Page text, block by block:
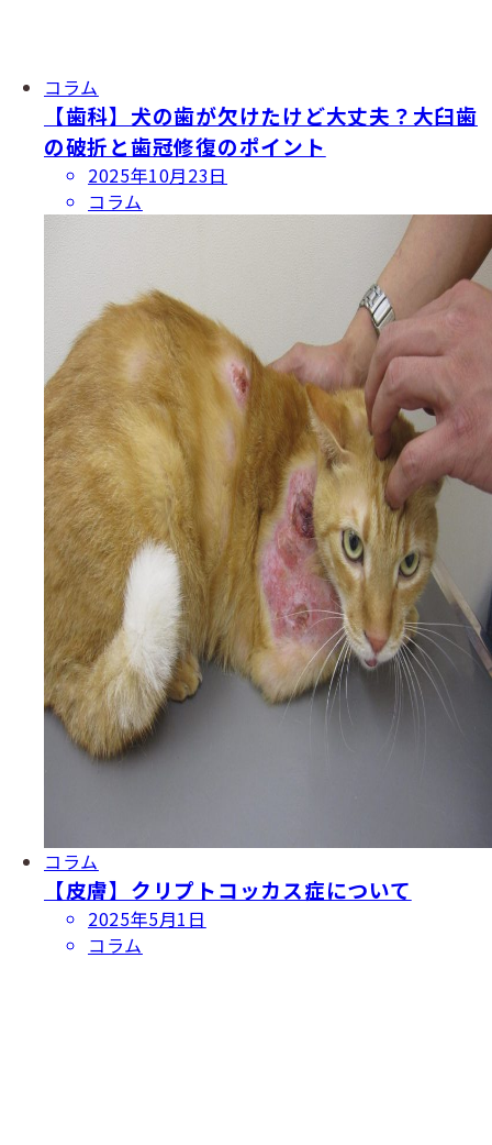
コラム
【歯科】犬の歯が欠けたけど大丈夫？大臼歯
の破折と歯冠修復のポイント
投
稿
2025年10月23日
コラム
コラム
【皮膚】クリプトコッカス症について
投
稿
2025年5月1日
コラム